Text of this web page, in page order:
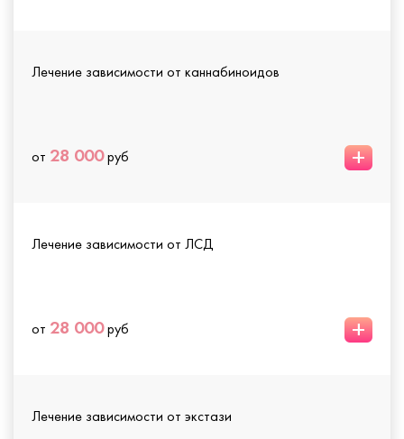
Лечение зависимости от каннабиноидов
от 28 000руб +
Лечение зависимости от ЛСД
от 28 000руб +
Лечение зависимости от экстази